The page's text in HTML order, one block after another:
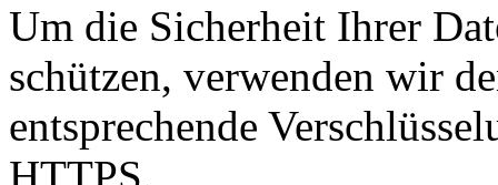
Um die Sicherheit Ihrer
schützen, verwenden wir
entsprechende
HTTPS.